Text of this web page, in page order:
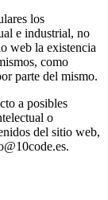
los
e industrial, no
web la existencia
como
parte del mismo.
a posibles
o
del sitio web,